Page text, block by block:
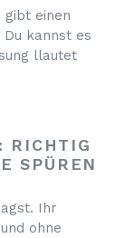
gibt einen
Du kannst es
llautet
RICHTIG
SPÜREN
Ihr
ohne